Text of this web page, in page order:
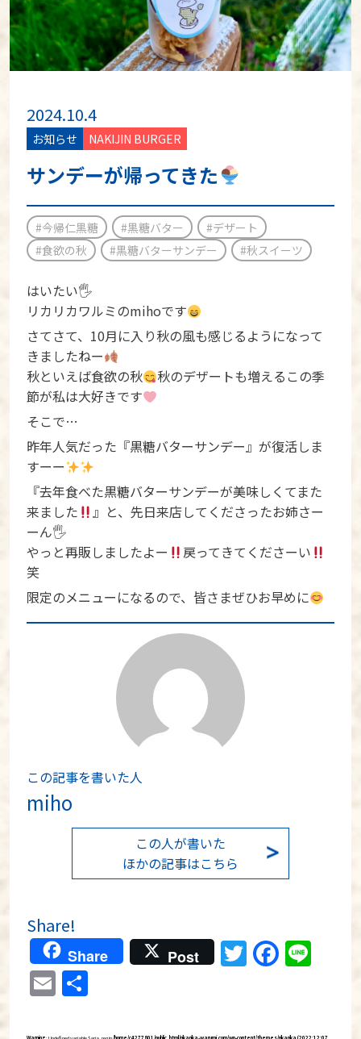
2024.10.4
お知らせ NAKIJIN BURGER
サンデーが帰ってきた
#今帰仁黒糖 #黒糖バター
#デザート
#食欲の秋
#黒糖バターサンデー #秋スイーツ
はいたい🖐️
リカリカワルミのmihoです
さてさて、10月に入り秋の風も感じるようになって
きましたねー
秋といえば食欲の秋
秋のデザートも増えるこの季
節が私は大好きです
そこで…
昨年人気だった『黒糖バターサンデー』が復活しま
すーー
『去年食べた黒糖バターサンデーが美味しくてまた
来ました
』と、先日来店してくださったお姉さー
ーん🖐
やっと再販しましたよー
戻ってきてくださーい
笑
限定のメニューになるので、皆さまぜひお早めに
この記事を書いた人
miho
この人が書いた
ほかの記事はこちら
Share!
Share Post Twitter
Email